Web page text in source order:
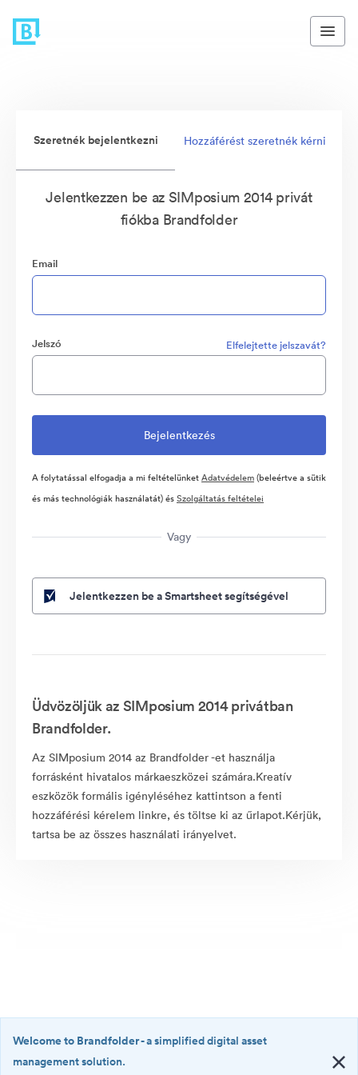
Szeretnék bejelentkezni Hozzáférést szeretnék kérni
Jelentkezzen be az SIMposium 2014 privát
fiókba Brandfolder
Email
Jelszó Elfelejtette jelszavát?
A folytatással elfogadja a mi feltételünketAdatvédelem(beleértve a sütik
és más technológiák használatát) ésSzolgáltatás feltételei
Vagy
Jelentkezzen be a Smartsheet segítségével
Üdvözöljük az SIMposium 2014 privátban
Brandfolder.
Az SIMposium 2014 az Brandfolder -et használja
forrásként hivatalos márkaeszközei számára.Kreatív
eszközök formális igényléséhez kattintson a fenti
hozzáférési kérelem linkre, és töltse ki az űrlapot.Kérjük,
tartsa be az összes használati irányelvet.
Welcome to Brandfolder- a simplified digital asset
management solution.